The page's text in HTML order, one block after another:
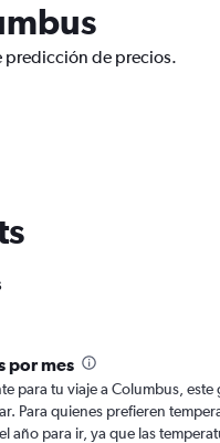
predicción de precios.
por mes
para tu viaje a Columbus,
Para quienes prefieren
año para ir, ya que las